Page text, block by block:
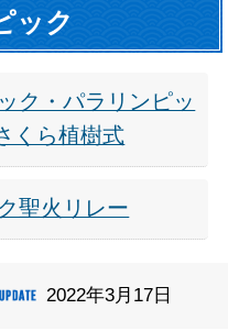
ック
ク・パラリンピッ
くら植樹式
聖火リレー
2022年3月17日